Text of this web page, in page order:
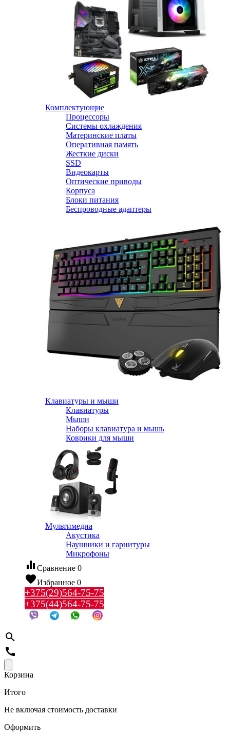
Комплектующие
Процессоры
Системы охлаждения
Материнские платы
Оперативная память
Жесткие диски
SSD
Видеокарты
Оптические приводы
Корпуса
Блоки питания
Беспроводные адаптеры
Клавиатуры и мыши
Клавиатуры
Мыши
Наборы клавиатура и мышь
Коврики для мыши
Мультимедиа
Акустика
Наушники и гарнитуры
Микрофоны
equalizer Сравнение 0
favoriteИзбранное 0
+375(29)564-75-75
+375(44)564-75-75
search
call
Корзина
Итого
Не включая стоимость доставки
Оформить